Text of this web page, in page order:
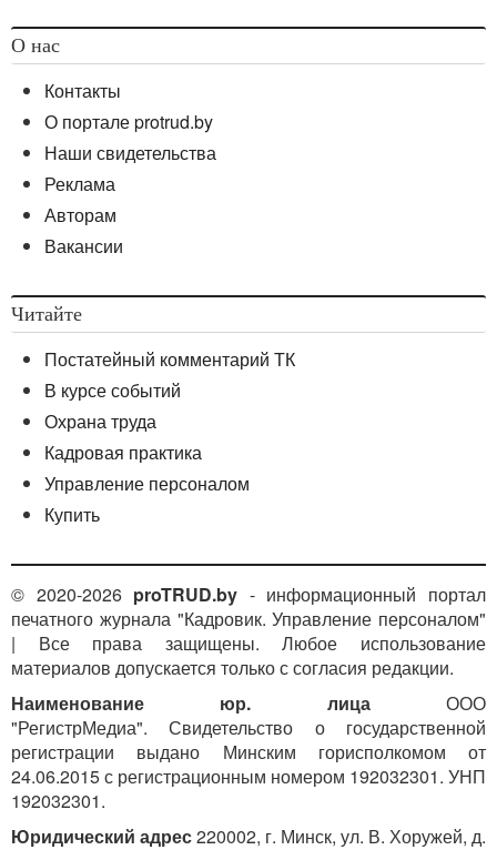
О нас
Контакты
О портале protrud.by
Наши свидетельства
Реклама
Авторам
Вакансии
Читайте
Постатейный комментарий ТК
В курсе событий
Охрана труда
Кадровая практика
Управление персоналом
Купить
© 2020-2026 proTRUD.by - информационный портал
печатного журнала "Кадровик. Управление персоналом"
| Все права защищены. Любое использование
материалов допускается только с согласия редакции.
Наименование юр. лицаООО
"РегистрМедиа". Свидетельство о государственной
регистрации выдано Минским горисполкомом от
24.06.2015 с регистрационным номером 192032301. УНП
192032301.
Юридический адрес220002, г. Минск, ул. В. Хоружей, д.